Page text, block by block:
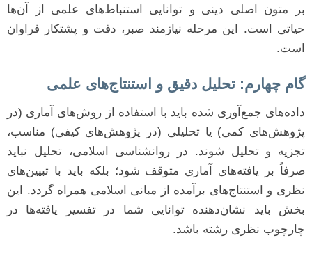
بر متون اصلی دینی و توانایی استنباط‌های علمی از آن‌ها
حیاتی است. این مرحله نیازمند صبر، دقت و پشتکار فراوان
است.
گام چهارم: تحلیل دقیق و استنتاج‌های علمی
داده‌های جمع‌آوری شده باید با استفاده از روش‌های آماری (در
پژوهش‌های کمی) یا تحلیلی (در پژوهش‌های کیفی) مناسب،
تجزیه و تحلیل شوند. در روانشناسی اسلامی، تحلیل نباید
صرفاً بر یافته‌های آماری متوقف شود؛ بلکه باید با تبیین‌های
نظری و استنتاج‌های برآمده از مبانی اسلامی همراه گردد. این
بخش باید نشان‌دهنده توانایی شما در تفسیر یافته‌ها در
چارچوب نظری رشته باشد.